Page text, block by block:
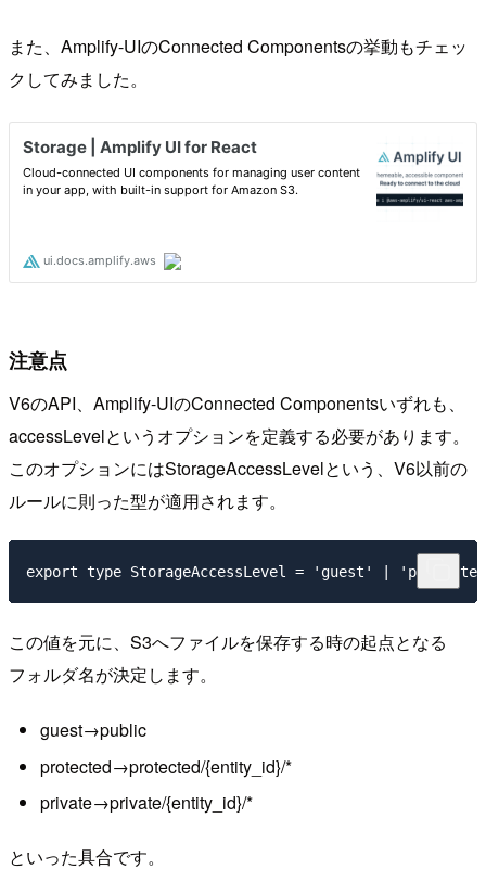
また、Amplify-UIのConnected Componentsの挙動もチェッ
クしてみました。
注意点
V6のAPI、Amplify-UIのConnected Componentsいずれも、
accessLevelというオプションを定義する必要があります。
このオプションにはStorageAccessLevelという、V6以前の
ルールに則った型が適用されます。
この値を元に、S3へファイルを保存する時の起点となる
フォルダ名が決定します。
guest→public
protected→protected/{entity_id}/*
private→private/{entity_id}/*
といった具合です。